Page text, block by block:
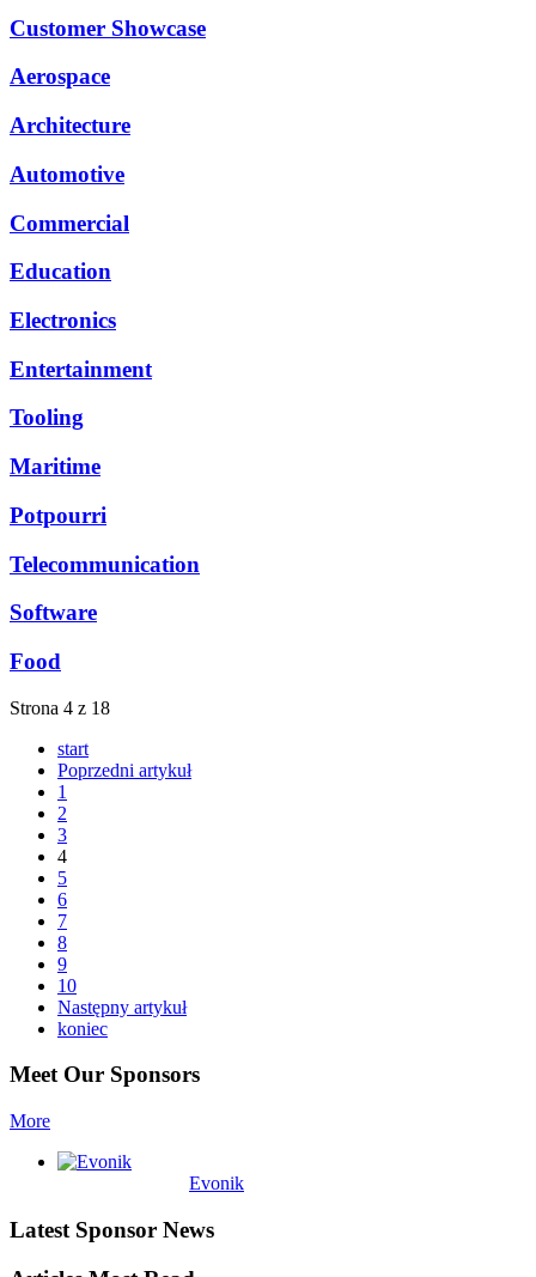
Customer Showcase
Aerospace
Architecture
Automotive
Commercial
Education
Electronics
Entertainment
Tooling
Maritime
Potpourri
Telecommunication
Software
Food
Strona 4 z 18
start
Poprzedni artykuł
1
2
3
4
5
6
7
8
9
10
Następny artykuł
koniec
Meet Our Sponsors
More
Evonik
Latest Sponsor News